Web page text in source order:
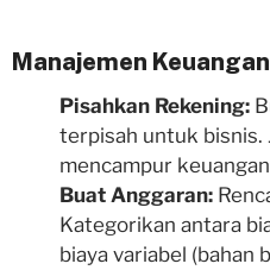
Manajemen
Pisahkan Rekening:
terpisah untuk bisnis.
mencampur
Buat Anggaran:
Kategorikan antara
biaya variabel (bahan